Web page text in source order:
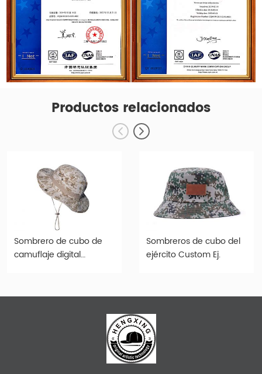
Productos relacionados
Sombrero de cubo de
camuflaje digital
personalizado con
Sombreros de cubo del
ejército Custom Ej.